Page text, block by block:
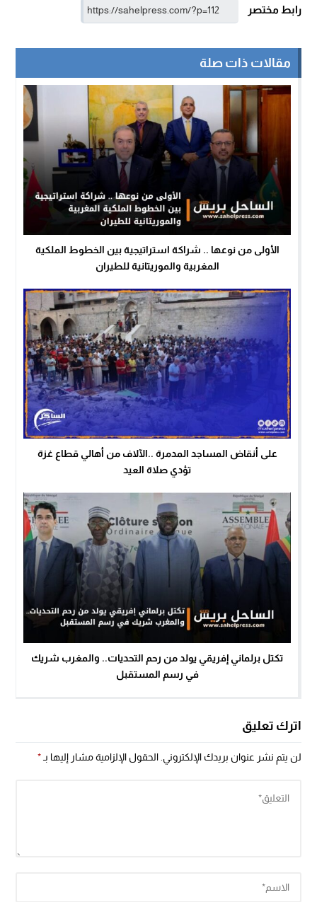
رابط مختصر
مقالات ذات صلة
الأولى من نوعها .. شراكة استراتيجية بين الخطوط الملكية
المغربية والموريتانية للطيران
على أنقاض المساجد المدمرة ..الآلاف من أهالي قطاع غزة
تؤدي صلاة العيد
تكتل برلماني إفريقي يولد من رحم التحديات.. والمغرب شريك
في رسم المستقبل
اترك تعليق
لن يتم نشر عنوان بريدك الإلكتروني. الحقول الإلزامية مشار إليها بـ*